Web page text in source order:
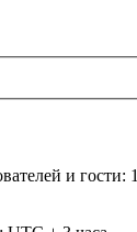
и гости: 1